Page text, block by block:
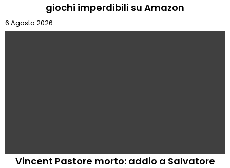
giochi imperdibili su Amazon
6 Agosto 2026
Vincent Pastore morto: addio a Salvatore